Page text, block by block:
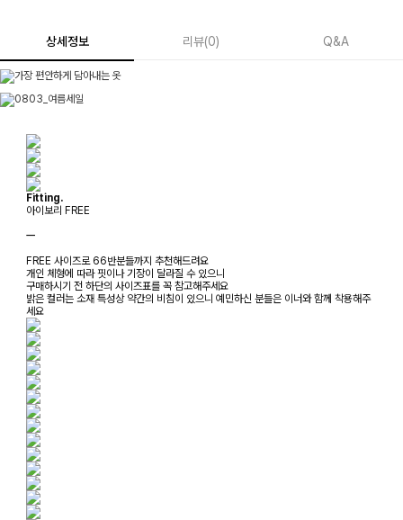
상세정보 리뷰(0) Q&A
Fitting.
아이보리 FREE
ㅡ
FREE 사이즈로 66반분들까지 추천해드려요
개인 체형에 따라 핏이나 기장이 달라질 수 있으니
구매하시기 전 하단의 사이즈표를 꼭 참고해주세요
밝은 컬러는 소재 특성상 약간의 비침이 있으니 예민하신 분들은 이너와 함께 착용해주
세요